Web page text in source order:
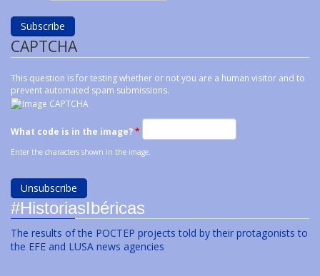
CAPTCHA
This question is for testing whether or not you are a human visitor and to
prevent automated spam submissions.
What code is in the image?*
Enter the characters shown in the image.
#HistoriasIbéricas
The results of the POCTEP projects told by their protagonists to
the EFE and LUSA news agencies